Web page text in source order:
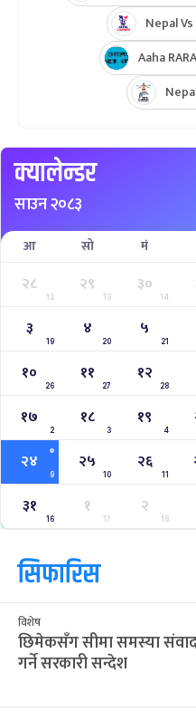
Nepal
Aaha
क्यालेन्डर
साउन २०८३
आ सो मं
२८
12
२९
13
३०
14
३
19
४
20
५
21
१०
26
११
27
१२
28
१७
2
१८
3
१९
4
२४
9
२५
10
२६
11
३१
16
१
17
२
18
सिफारिस
विशेष
छिमेकसँग सीमा समस्या
गर्ने सरकारी सन्देश